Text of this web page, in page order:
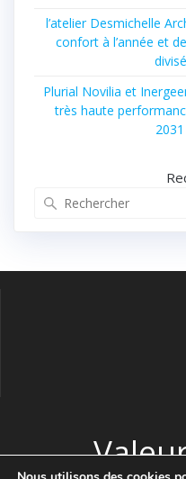
l’atelier Desmichelle
confort à l’année et
Plurial Novilia et
très haute